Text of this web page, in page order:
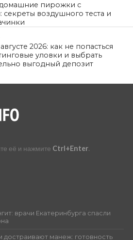
пирожки с
секреты воздушного теста и
2026: как не попасться
уловки и выбрать
выгодный депозит
её и нажмите Ctrl+Enter.
врачи Екатеринбурга спасли
достраивают манеж: готовность